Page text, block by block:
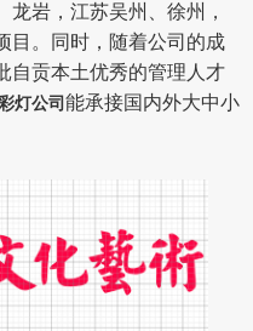
岩，江苏吴州、徐州，
目。同时，随着公司的成
自贡本土优秀的管理人才
灯公司 能承接国内外大中小